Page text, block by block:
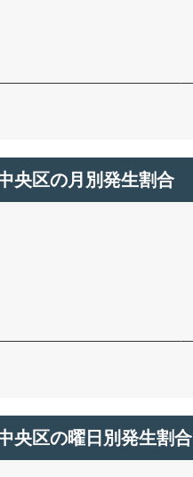
央区の月別発生割合
央区の曜日別発生割合